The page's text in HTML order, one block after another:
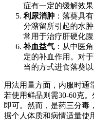
症有一定的缓解效果
利尿消肿 ：落葵具
分潴留所引起的水
常用于治疗肝硬化
补血益气 ：从中医
定的补血作用。对
当的方式进食落葵以
用法用量方面，内服时通
若使用鲜品则需30-60克
即可。然而，是药三分毒
据个人体质和病情适量使